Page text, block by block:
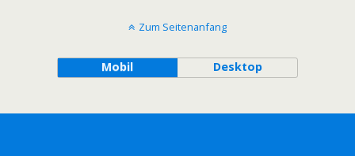
Zum Seitenanfang
Mobil Desktop